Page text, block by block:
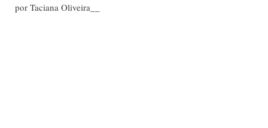
por Taciana Oliveira__